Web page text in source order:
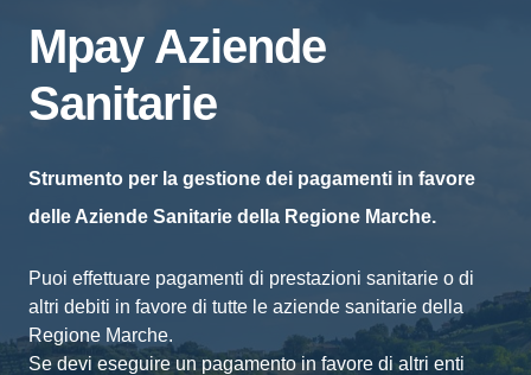
Mpay Aziende
Sanitarie
Strumento per la gestione dei pagamenti in favore
delle Aziende Sanitarie della Regione Marche.
Puoi effettuare pagamenti di prestazioni sanitarie o di
altri debiti in favore di tutte le aziende sanitarie della
Regione Marche.
Se devi eseguire un pagamento in favore di altri enti